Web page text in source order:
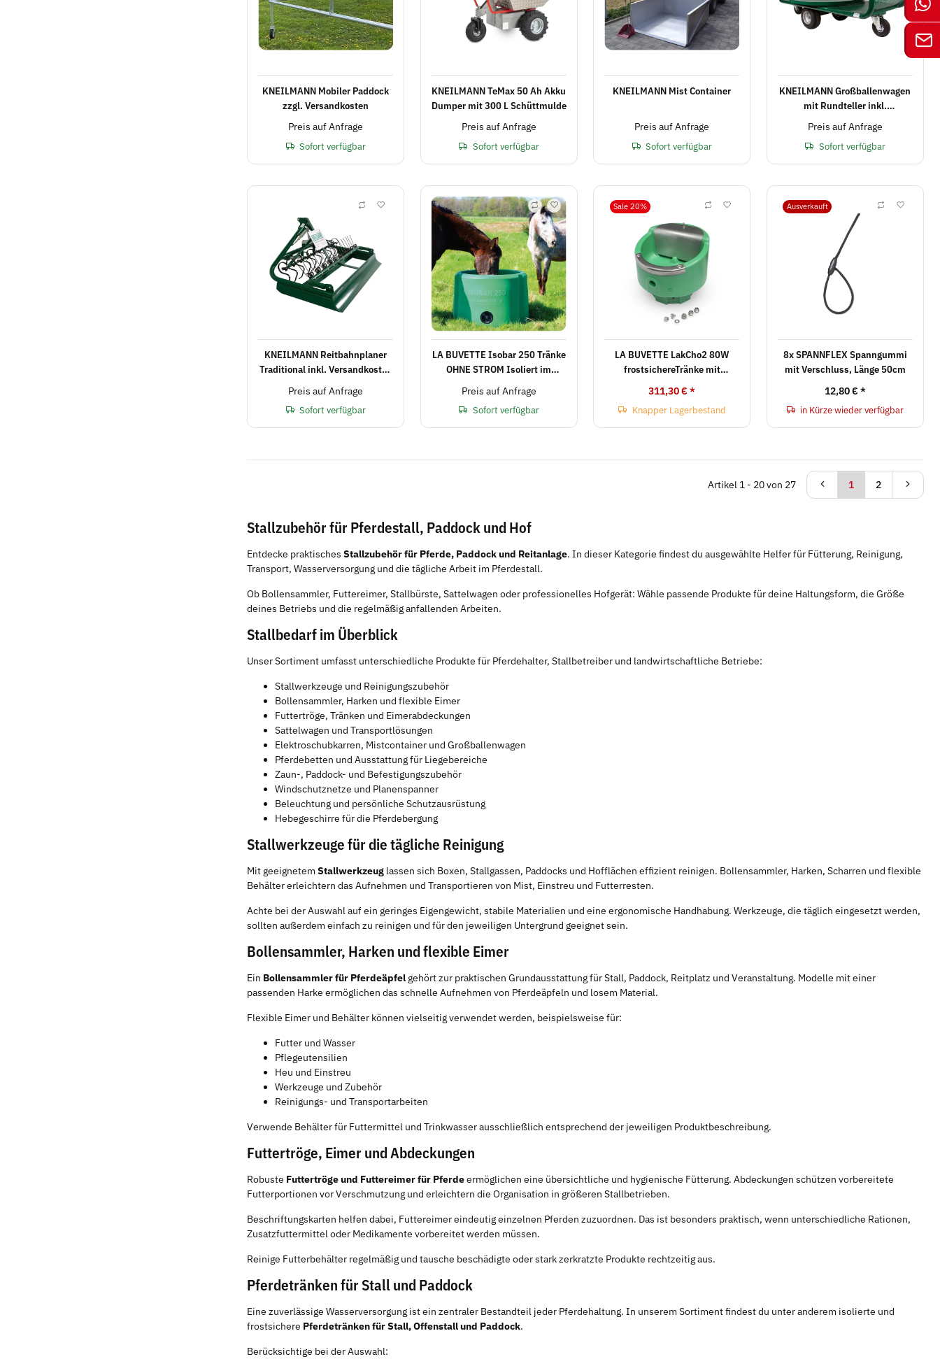
KNEILMANN Mobiler Paddock
zzgl. Versandkosten
Preis auf Anfrage
Sofort verfügbar
KNEILMANN TeMax 50 Ah Akku
Dumper mit 300 L Schüttmulde
Preis auf Anfrage
Sofort verfügbar
KNEILMANN Mist Container
Preis auf Anfrage
Sofort verfügbar
KNEILMANN Großballenwagen
mit Rundteller inkl.
Versandkosten in D
Preis auf Anfrage
Sofort verfügbar
KNEILMANN Reitbahnplaner
Traditional inkl. Versandkosten
Preis auf Anfrage
Sofort verfügbar
LA BUVETTE Isobar 250 Tränke
OHNE STROM Isoliert im
Sommer gegen Hitze inkl.
Versand (D)
Preis auf Anfrage
Sofort verfügbar
Sale 20%
LA BUVETTE LakCho2 80W
frostsichereTränke mit
311,30 €*
Knapper Lagerbestand
Ausverkauft
8x SPANNFLEX Spanngummi
mit Verschluss, Länge 50cm
12,80 € *
in Kürze wieder verfügbar
Artikel 1 - 20 von 27 1 2
Stallzubehör für Pferdestall, Paddock und Hof
Entdecke praktischesStallzubehör für Pferde, Paddock und Reitanlage. In dieser Kategorie findest du ausgewählte Helfer für Fütterung, Reinigung,
Transport, Wasserversorgung und die tägliche Arbeit im Pferdestall.
Ob Bollensammler, Futtereimer, Stallbürste, Sattelwagen oder professionelles Hofgerät: Wähle passende Produkte für deine Haltungsform, die Größe
deines Betriebs und die regelmäßig anfallenden Arbeiten.
Stallbedarf im Überblick
Unser Sortiment umfasst unterschiedliche Produkte für Pferdehalter, Stallbetreiber und landwirtschaftliche Betriebe:
Stallwerkzeuge und Reinigungszubehör
Bollensammler, Harken und flexible Eimer
Futtertröge, Tränken und Eimerabdeckungen
Sattelwagen und Transportlösungen
Elektroschubkarren, Mistcontainer und Großballenwagen
Pferdebetten und Ausstattung für Liegebereiche
Zaun-, Paddock- und Befestigungszubehör
Windschutznetze und Planenspanner
Beleuchtung und persönliche Schutzausrüstung
Hebegeschirre für die Pferdebergung
Stallwerkzeuge für die tägliche Reinigung
Mit geeignetemStallwerkzeug lassen sich Boxen, Stallgassen, Paddocks und Hofflächen effizient reinigen. Bollensammler, Harken, Scharren und flexible
Behälter erleichtern das Aufnehmen und Transportieren von Mist, Einstreu und Futterresten.
Achte bei der Auswahl auf ein geringes Eigengewicht, stabile Materialien und eine ergonomische Handhabung. Werkzeuge, die täglich eingesetzt werden,
sollten außerdem einfach zu reinigen und für den jeweiligen Untergrund geeignet sein.
Bollensammler, Harken und flexible Eimer
Ein Bollensammler für Pferdeäpfel gehört zur praktischen Grundausstattung für Stall, Paddock, Reitplatz und Veranstaltung. Modelle mit einer
passenden Harke ermöglichen das schnelle Aufnehmen von Pferdeäpfeln und losem Material.
Flexible Eimer und Behälter können vielseitig verwendet werden, beispielsweise für:
Futter und Wasser
Pflegeutensilien
Heu und Einstreu
Werkzeuge und Zubehör
Reinigungs- und Transportarbeiten
Verwende Behälter für Futtermittel und Trinkwasser ausschließlich entsprechend der jeweiligen Produktbeschreibung.
Futtertröge, Eimer und Abdeckungen
Robuste Futtertröge und Futtereimer für Pferdeermöglichen eine übersichtliche und hygienische Fütterung. Abdeckungen schützen vorbereitete
Futterportionen vor Verschmutzung und erleichtern die Organisation in größeren Stallbetrieben.
Beschriftungskarten helfen dabei, Futtereimer eindeutig einzelnen Pferden zuzuordnen. Das ist besonders praktisch, wenn unterschiedliche Rationen,
Zusatzfuttermittel oder Medikamente vorbereitet werden müssen.
Reinige Futterbehälter regelmäßig und tausche beschädigte oder stark zerkratzte Produkte rechtzeitig aus.
Pferdetränken für Stall und Paddock
Eine zuverlässige Wasserversorgung ist ein zentraler Bestandteil jeder Pferdehaltung. In unserem Sortiment findest du unter anderem isolierte und
frostsichere Pferdetränken für Stall, Offenstall und Paddock.
Berücksichtige bei der Auswahl: